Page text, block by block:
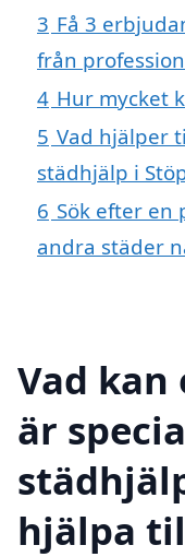
3 Få 3
från
4 Hur mycket
5 Vad hjälper
städhjälp i
6 Sök efter en
andra städer
Vad
är
hjälpa